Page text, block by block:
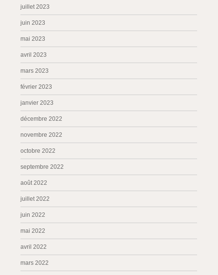
juillet 2023
juin 2023
mai 2023
avril 2023
mars 2023
février 2023
janvier 2023
décembre 2022
novembre 2022
octobre 2022
septembre 2022
août 2022
juillet 2022
juin 2022
mai 2022
avril 2022
mars 2022